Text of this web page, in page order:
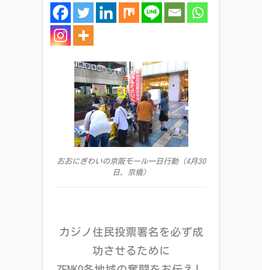
おおにぎわいの京阪モール一日行動（4月30
日、京橋）
カジノ住民投票署名を必ず成
功させるために